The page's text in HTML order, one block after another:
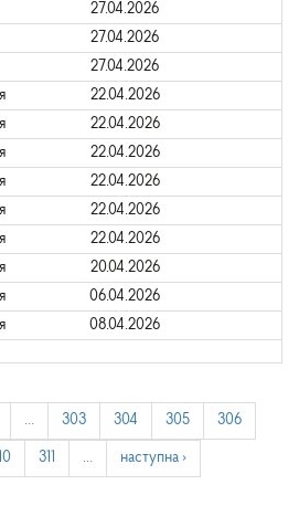
27.04.2026
27.04.2026
27.04.2026
22.04.2026
22.04.2026
22.04.2026
22.04.2026
22.04.2026
22.04.2026
20.04.2026
06.04.2026
08.04.2026
… 303 304 305 306
311 … наступна ›